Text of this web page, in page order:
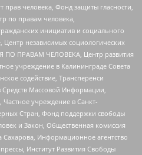
человека, Фонд защиты гласности,
по правам человека,
инициатив и социального
Центр независимых социологических
ПО ПРАВАМ ЧЕЛОВЕКА, Центр развития
учреждение в Калининграде Совета
содействие, Трансперенси
Массовой Информации,
Частное учреждение в Санкт-
Стран, Фонд поддержки свободы
и Закон, Общественная комиссия
Сахарова, Информационное агентство
Институт Развития Свободы